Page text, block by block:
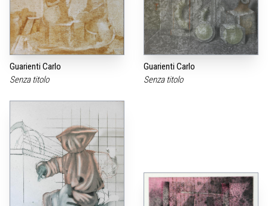
Guarienti Carlo
Senza titolo
Guarienti Carlo
Senza titolo